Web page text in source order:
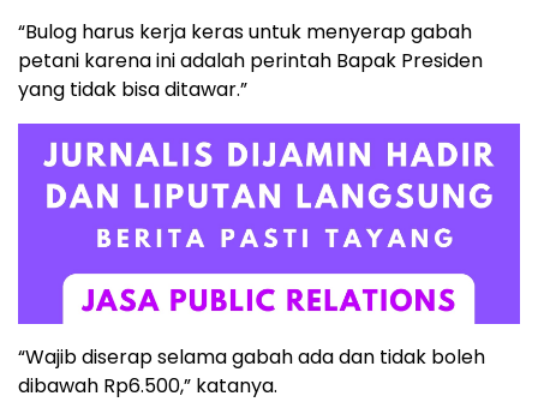
“Bulog harus kerja keras untuk menyerap gabah
petani karena ini adalah perintah Bapak Presiden
yang tidak bisa ditawar.”
“Wajib diserap selama gabah ada dan tidak boleh
dibawah Rp6.500,” katanya.